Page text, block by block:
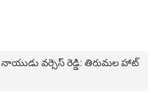
నాయుడు వర్సెస్ రెడ్డి: తిరుమల హాట్